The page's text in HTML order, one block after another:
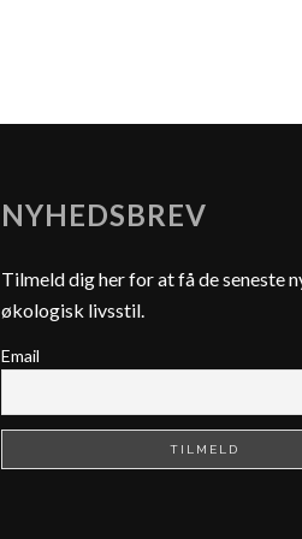
NYHEDSBREV
Tilmeld dig her for at få de seneste
økologisk livsstil.
Email